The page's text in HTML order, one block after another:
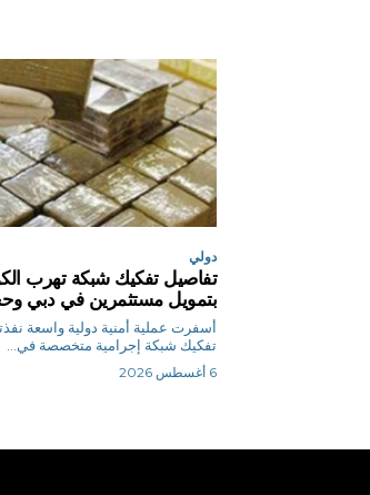
دولي
تفاصيل تفكيك شبكة تهرب
بتمويل مستثمرين في دبي وحجز 21 طنا
أسفرت عملية أمنية دولية واسعة
تفكيك شبكة إجرامية متخصصة في...
6 أغسطس 2026